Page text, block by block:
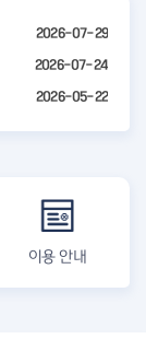
2026-07-29
2026-07-24
2026-05-22
항
보
기
이용 안내